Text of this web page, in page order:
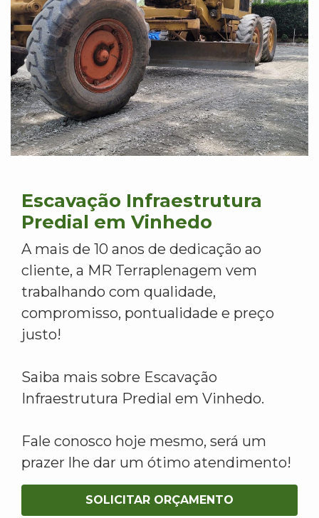
Escavação Infraestrutura
Predial em Vinhedo
A mais de 10 anos de dedicação ao
cliente, a MR Terraplenagem vem
trabalhando com qualidade,
compromisso, pontualidade e preço
justo!
Saiba mais sobre Escavação
Infraestrutura Predial em Vinhedo.
Fale conosco hoje mesmo, será um
prazer lhe dar um ótimo atendimento!
SOLICITAR ORÇAMENTO